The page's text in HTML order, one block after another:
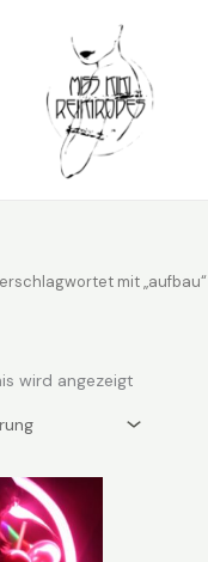
mit „aufbau“
wird angezeigt